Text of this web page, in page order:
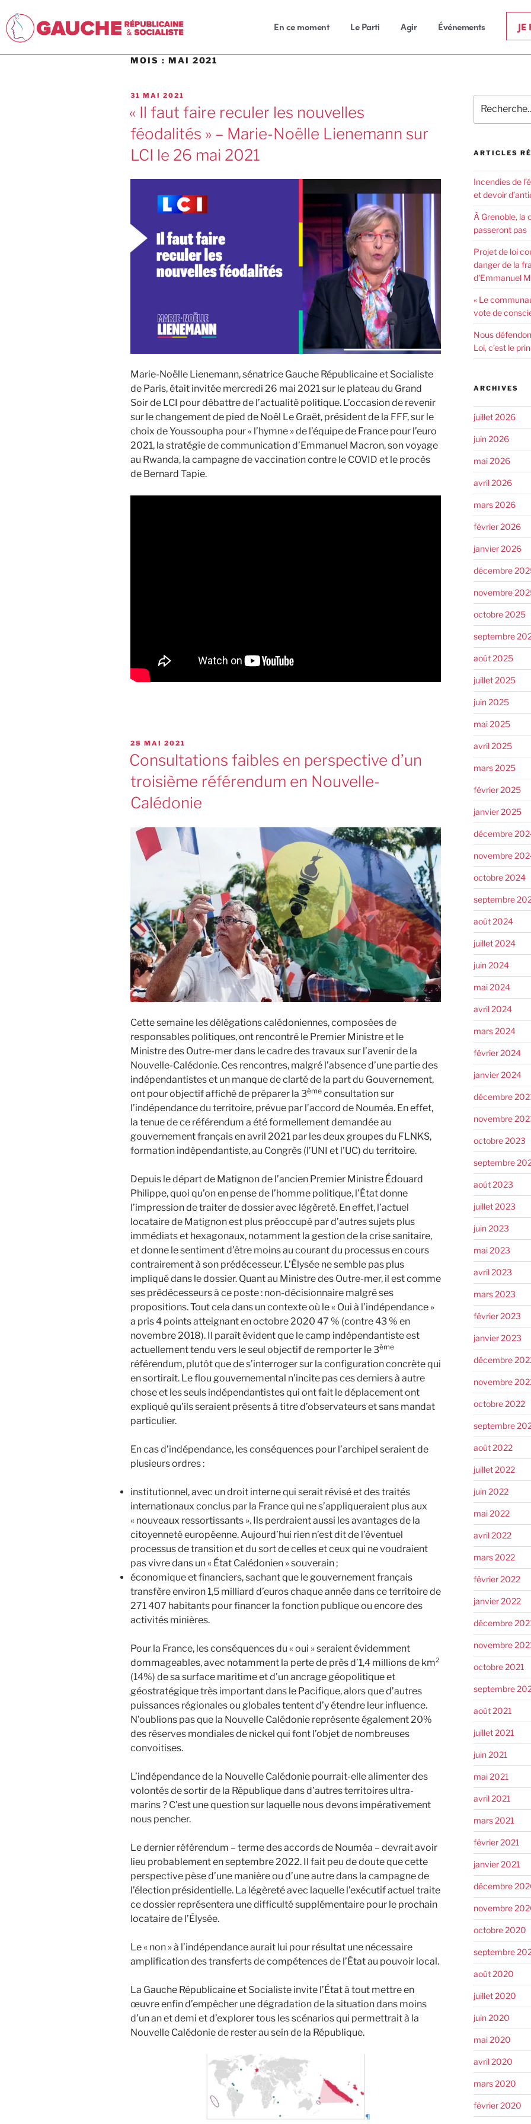
En ce moment Le Parti Agir Événements JE
MOIS : MAI 2021
31 MAI 2021
« Il faut faire reculer les nouvelles
féodalités » – Marie-Noëlle Lienemann sur
LCI le 26 mai 2021
Marie-Noëlle Lienemann, sénatrice Gauche Républicaine et Socialiste
de Paris, était invitée mercredi 26 mai 2021 sur le plateau du Grand
Soir de LCI pour débattre de l’actualité politique. L’occasion de revenir
sur le changement de pied de Noël Le Graët, président de la FFF, sur le
choix de Youssoupha pour « l’hymne » de l’équipe de France pour l’euro
2021, la stratégie de communication d’Emmanuel Macron, son voyage
au Rwanda, la campagne de vaccination contre le COVID et le procès
de Bernard Tapie.
28 MAI 2021
Consultations faibles en perspective d’un
troisième référendum en Nouvelle-
Calédonie
Cette semaine les délégations calédoniennes, composées de
responsables politiques, ont rencontré le Premier Ministre et le
Ministre des Outre-mer dans le cadre des travaux sur l’avenir de la
Nouvelle-Calédonie. Ces rencontres, malgré l’absence d’une partie des
indépendantistes et un manque de clarté de la part du Gouvernement,
ont pour objectif affiché de préparer la 3ème consultation sur
l’indépendance du territoire, prévue par l’accord de Nouméa. En effet,
la tenue de ce référendum a été formellement demandée au
gouvernement français en avril 2021 par les deux groupes du FLNKS,
formation indépendantiste, au Congrès (l’UNI et l’UC) du territoire.
Depuis le départ de Matignon de l’ancien Premier Ministre Édouard
Philippe, quoi qu’on en pense de l’homme politique, l’État donne
l’impression de traiter de dossier avec légèreté. En effet, l’actuel
locataire de Matignon est plus préoccupé par d’autres sujets plus
immédiats et hexagonaux, notamment la gestion de la crise sanitaire,
et donne le sentiment d’être moins au courant du processus en cours
contrairement à son prédécesseur. L’Élysée ne semble pas plus
impliqué dans le dossier. Quant au Ministre des Outre-mer, il est comme
ses prédécesseurs à ce poste : non-décisionnaire malgré ses
propositions. Tout cela dans un contexte où le « Oui à l’indépendance »
a pris 4 points atteignant en octobre 2020 47 % (contre 43 % en
novembre 2018). Il paraît évident que le camp indépendantiste est
actuellement tendu vers le seul objectif de remporter le 3ème
référendum, plutôt que de s’interroger sur la configuration concrète qui
en sortirait. Le flou gouvernemental n’incite pas ces derniers à autre
chose et les seuls indépendantistes qui ont fait le déplacement ont
expliqué qu’ils seraient présents à titre d’observateurs et sans mandat
particulier.
En cas d’indépendance, les conséquences pour l’archipel seraient de
plusieurs ordres :
institutionnel, avec un droit interne qui serait révisé et des traités
internationaux conclus par la France qui ne s’appliqueraient plus aux
« nouveaux ressortissants ». Ils perdraient aussi les avantages de la
citoyenneté européenne. Aujourd’hui rien n’est dit de l’éventuel
processus de transition et du sort de celles et ceux qui ne voudraient
pas vivre dans un « État Calédonien » souverain ;
économique et financiers, sachant que le gouvernement français
transfère environ 1,5 milliard d’euros chaque année dans ce territoire de
271 407 habitants pour financer la fonction publique ou encore des
activités minières.
Pour la France, les conséquences du « oui » seraient évidemment
dommageables, avec notamment la perte de près d’1,4 millions de km²
(14%) de sa surface maritime et d’un ancrage géopolitique et
géostratégique très important dans le Pacifique, alors que d’autres
puissances régionales ou globales tentent d’y étendre leur influence.
N’oublions pas que la Nouvelle Calédonie représente également 20%
des réserves mondiales de nickel qui font l’objet de nombreuses
convoitises.
L’indépendance de la Nouvelle Calédonie pourrait-elle alimenter des
volontés de sortir de la République dans d’autres territoires ultra-
marins ? C’est une question sur laquelle nous devons impérativement
nous pencher.
Le dernier référendum – terme des accords de Nouméa – devrait avoir
lieu probablement en septembre 2022. Il fait peu de doute que cette
perspective pèse d’une manière ou d’une autre dans la campagne de
l’élection présidentielle. La légèreté avec laquelle l’exécutif actuel traite
ce dossier représentera une difficulté supplémentaire pour le prochain
locataire de l’Élysée.
Le « non » à l’indépendance aurait lui pour résultat une nécessaire
amplification des transferts de compétences de l’État au pouvoir local.
La Gauche Républicaine et Socialiste invite l’État à tout mettre en
œuvre enfin d’empêcher une dégradation de la situation dans moins
d’un an et demi et d’explorer tous les scénarios qui permettrait à la
Nouvelle Calédonie de rester au sein de la République.
ARTICLES
Incendies de
et devoir
À Grenoble, la
passeront pas
Projet de loi
danger de la
d’Emmanuel
« Le
vote de
Nous
Loi, c’est le
ARCHIVES
juillet 2026
juin 2026
mai 2026
avril 2026
mars 2026
février 2026
janvier 2026
décembre
novembre
octobre 2025
septembre
août 2025
juillet 2025
juin 2025
mai 2025
avril 2025
mars 2025
février 2025
janvier 2025
décembre
novembre
octobre 2024
septembre
août 2024
juillet 2024
juin 2024
mai 2024
avril 2024
mars 2024
février 2024
janvier 2024
décembre
novembre
octobre 2023
septembre
août 2023
juillet 2023
juin 2023
mai 2023
avril 2023
mars 2023
février 2023
janvier 2023
décembre
novembre
octobre 2022
septembre
août 2022
juillet 2022
juin 2022
mai 2022
avril 2022
mars 2022
février 2022
janvier 2022
décembre
novembre
octobre 2021
septembre
août 2021
juillet 2021
juin 2021
mai 2021
avril 2021
mars 2021
février 2021
janvier 2021
décembre
novembre
octobre 2020
septembre
août 2020
juillet 2020
juin 2020
mai 2020
avril 2020
mars 2020
février 2020